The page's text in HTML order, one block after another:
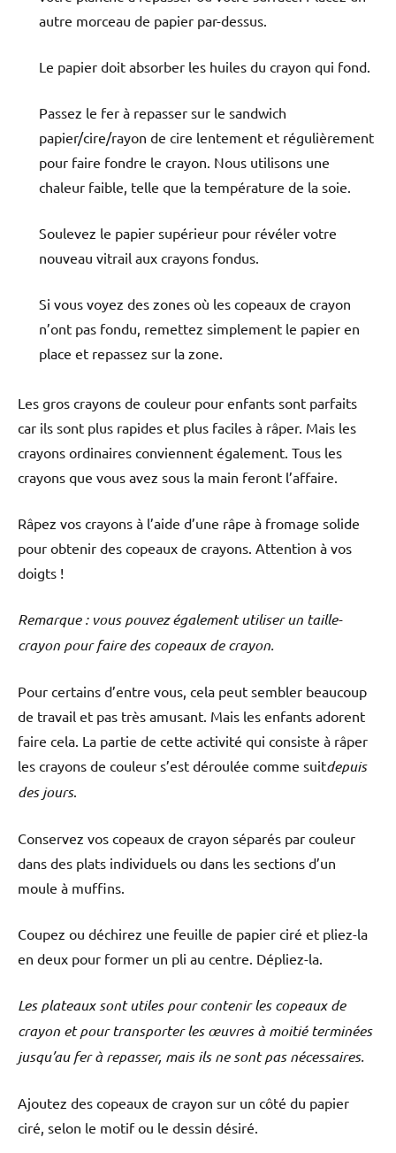
autre morceau de papier par-dessus.
Le papier doit absorber les huiles du crayon qui fond.
Passez le fer à repasser sur le sandwich
papier/cire/rayon de cire lentement et régulièrement
pour faire fondre le crayon. Nous utilisons une
chaleur faible, telle que la température de la soie.
Soulevez le papier supérieur pour révéler votre
nouveau vitrail aux crayons fondus.
Si vous voyez des zones où les copeaux de crayon
n’ont pas fondu, remettez simplement le papier en
place et repassez sur la zone.
Les gros crayons de couleur pour enfants sont parfaits
car ils sont plus rapides et plus faciles à râper. Mais les
crayons ordinaires conviennent également. Tous les
crayons que vous avez sous la main feront l’affaire.
Râpez vos crayons à l’aide d’une râpe à fromage solide
pour obtenir des copeaux de crayons. Attention à vos
doigts !
Remarque : vous pouvez également utiliser un taille-
crayon pour faire des copeaux de crayon.
Pour certains d’entre vous, cela peut sembler beaucoup
de travail et pas très amusant. Mais les enfants adorent
faire cela. La partie de cette activité qui consiste à râper
les crayons de couleur s’est déroulée comme suitdepuis
des jours.
Conservez vos copeaux de crayon séparés par couleur
dans des plats individuels ou dans les sections d’un
moule à muffins.
Coupez ou déchirez une feuille de papier ciré et pliez-la
en deux pour former un pli au centre. Dépliez-la.
Les plateaux sont utiles pour contenir les copeaux de
crayon et pour transporter les œuvres à moitié terminées
jusqu’au fer à repasser, mais ils ne sont pas nécessaires.
Ajoutez des copeaux de crayon sur un côté du papier
ciré, selon le motif ou le dessin désiré.